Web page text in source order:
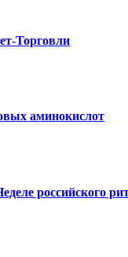
Торговли
аминокислот
российского